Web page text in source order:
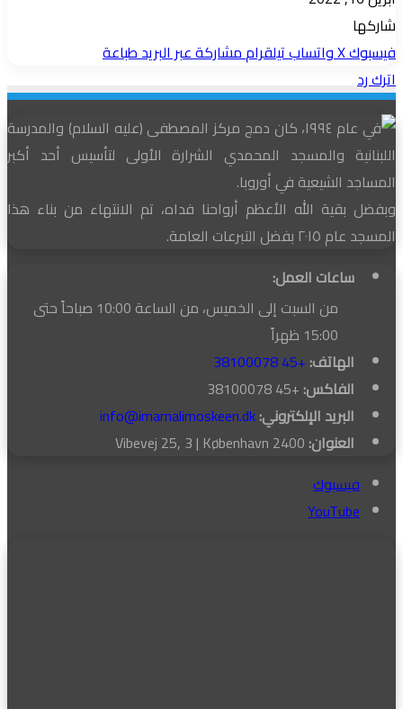
شاركها
فيسبوك‫Xواتسابتيلقراممشاركة عبر البريدطباعة
اترك رد
في عام ١٩٩٤، كان دمج مركز المصطفى (عليه السلام) والمدرسة
اللبنانية والمسجد المحمدي الشرارة الأولى لتأسيس أحد أكبر
المساجد الشيعية في أوروبا.
وبفضل بقية الله الأعظم أرواحنا فداه، تم الانتهاء من بناء هذا
المسجد عام ٢٠١٥ بفضل التبرعات العامة.
ساعات العمل:
من السبت إلى الخميس، من الساعة 10:00 صباحاً حتى
15:00 ظهراً
الهاتف: +45 38100078
الفاكس: +45 38100078
البريد الإلكتروني:info@imamalimoskeen.dk
العنوان:
فيسبوك
‫YouTube